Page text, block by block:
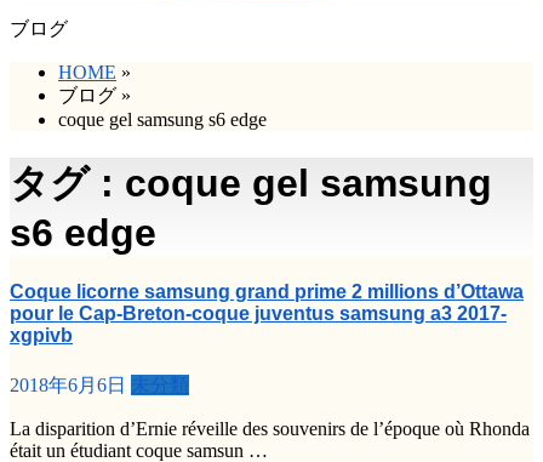
ブログ
HOME »
ブログ »
coque gel samsung s6 edge
タグ : coque gel samsung
s6 edge
Coque licorne samsung grand prime 2 millions d’Ottawa
pour le Cap-Breton-coque juventus samsung a3 2017-
xgpivb
2018年6月6日 未分類
La disparition d’Ernie réveille des souvenirs de l’époque où Rhonda
était un étudiant coque samsun …